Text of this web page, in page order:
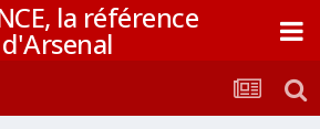
la référence